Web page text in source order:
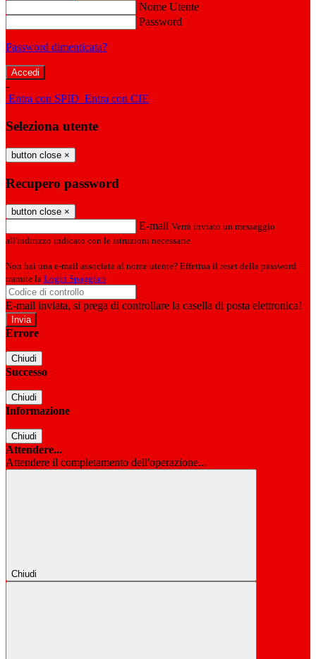
Nome Utente
Password
Password dimenticata?
-
Entra con SPID Entra con CIE
Seleziona utente
button close ×
Recupero password
button close ×
E-mail Verrà inviato un messaggio
all'indirizzo indicato con le istruzioni necessarie.
Non hai una e-mail associata al nome utente? Effettua il reset della password
tramite la Login Spaggiari
E-mail inviata, si prega di controllare la casella di posta elettronica!
Errore
Chiudi
Successo
Chiudi
Informazione
Chiudi
Attendere...
Attendere il completamento dell'operazione...
Chiudi